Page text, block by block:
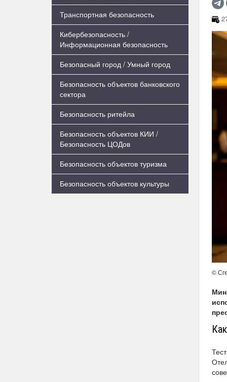
Транспортная безопасность
Кибербезопасность /
Информационная безопасность
Безопасный город / Умный город
Безопасность объектов банковского
сектора
Безопасность ритейла
Безопасность объектов КИИ /
Безопасность ЦОДов
Безопасность объектов туризма
Безопасность объектов культуры
©